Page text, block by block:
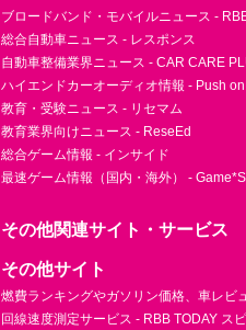
ブロードバンド・モバイルニュース -
総合自動車ニュース - レスポンス
自動車整備業界ニュース - CAR CARE
ハイエンドカーオーディオ情報 - Push
教育・受験ニュース - リセマム
教育業界向けニュース - ReseEd
総合ゲーム情報 - インサイド
最速ゲーム情報（国内・海外） -
その他関連サイト・サービス
その他サイト
燃費ランキングやガソリン価格、車レビ
回線速度測定サービス - RBB TODAY ス